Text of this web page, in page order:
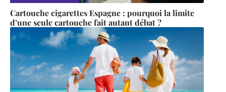
Cartouche cigarettes Espagne : pourquoi la limite
d’une seule cartouche fait autant débat ?